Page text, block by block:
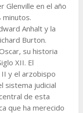
Glenville en el año
minutos.
Anhalt y la
Burton.
su historia
XII. El
y el arzobispo
sistema judicial
de esta
que ha merecido